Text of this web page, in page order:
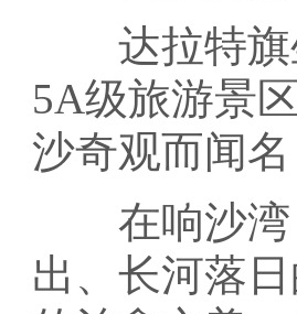
达拉特旗
5A级旅游景
沙奇观而闻
在响沙湾
出、长河落